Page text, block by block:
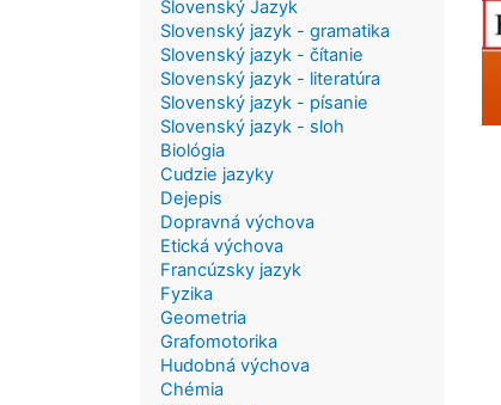
Slovenský Jazyk
Slovenský jazyk - gramatika
Slovenský jazyk - čítanie
Slovenský jazyk - literatúra
Slovenský jazyk - písanie
Slovenský jazyk - sloh
Biológia
Cudzie jazyky
Dejepis
Dopravná výchova
Etická výchova
Francúzsky jazyk
Fyzika
Geometria
Grafomotorika
Hudobná výchova
Chémia